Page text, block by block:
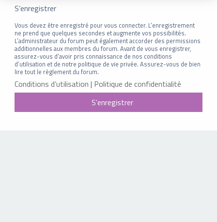
S’enregistrer
Vous devez être enregistré pour vous connecter. L’enregistrement
ne prend que quelques secondes et augmente vos possibilités.
L’administrateur du forum peut également accorder des permissions
additionnelles aux membres du forum. Avant de vous enregistrer,
assurez-vous d’avoir pris connaissance de nos conditions
d’utilisation et de notre politique de vie privée. Assurez-vous de bien
lire tout le règlement du forum.
Conditions d’utilisation | Politique de confidentialité
S’enregistrer